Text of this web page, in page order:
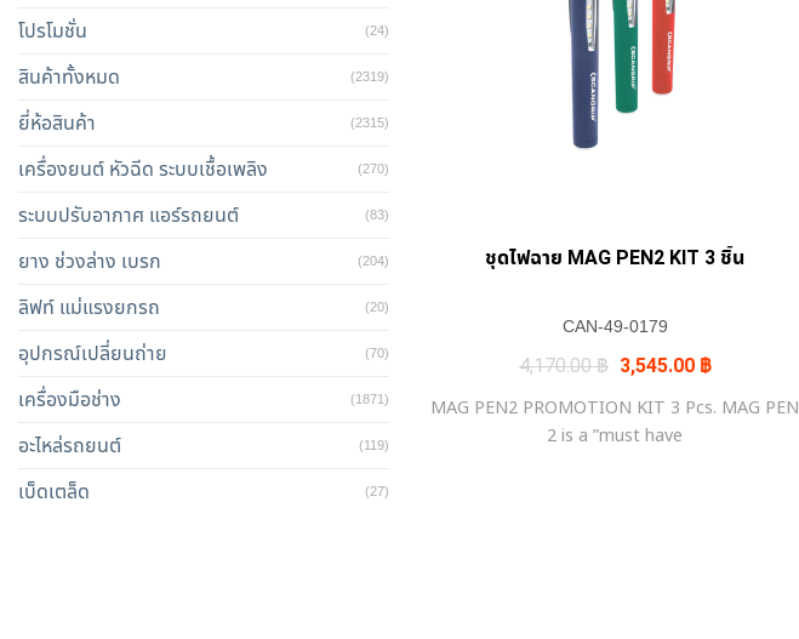
โปรโมชั่น (24)
สินค้าทั้งหมด (2319)
ยี่ห้อสินค้า (2315)
เครื่องยนต์ หัวฉีด ระบบเชื้อเพลิง (270)
ระบบปรับอากาศ แอร์รถยนต์ (83)
ยาง ช่วงล่าง เบรก (204)
ลิฟท์ แม่แรงยกรถ (20)
อุปกรณ์เปลี่ยนถ่าย (70)
เครื่องมือช่าง (1871)
อะไหล่รถยนต์ (119)
เบ็ดเตล็ด (27)
+
ชุดไฟฉาย MAG PEN2 KIT 3 ชิ้น
CAN-49-0179
4,170.00฿ Original
price
was:
4,170.00 ฿.
3,545.00 ฿Current
is:
3,545.00 ฿.
MAG PEN2 PROMOTION KIT 3 Pcs. MAG PEN
2 is a ”must have